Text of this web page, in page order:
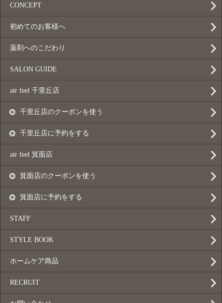
CONCEPT
初めてのお客様へ
薬剤へのこだわり
SALON GUIDE
air feel 千里丘店
千里丘店のクーポンを使う
千里丘店に予約をする
air feel 箕面店
箕面店のクーポンを使う
箕面店に予約をする
STAFF
STYLE BOOK
ホームケア商品
RECRUIT